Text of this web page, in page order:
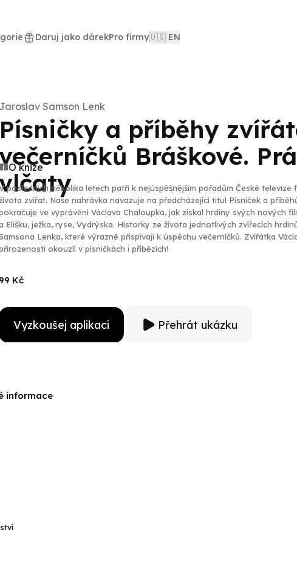
Daruj jako dárekPro firmy🇺🇸 EN
Jaroslav Samson Lenk
Písničky a příběhy
Bráškové.
O knize
posledních několika letech patří k nejúspěšnějším pořadům České televize
zvířat. Naše nahrávka navazuje na předcházející titul Písniček a
ve vyprávění Václava Chaloupka, jak získal hrdiny svých nových
Elišku, ježka, ryse, Vydrýska. Historky ze života jednotlivých zvířecích
Lenka, které výrazně přispívají k úspěchu večerníčků. Zvířátka Václava Chaloupka nás svou
okouzlí v písničkách i příbězích!
99 Kč
Vyzkoušej aplikaci Přehrát ukázku
informace